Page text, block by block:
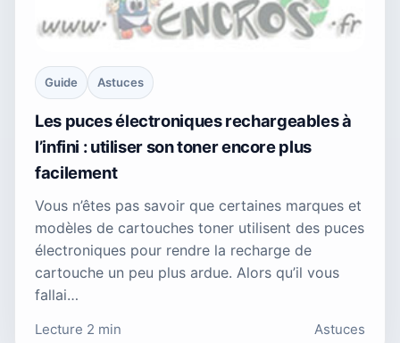
Guide Astuces
Les puces électroniques rechargeables à
l’infini : utiliser son toner encore plus
facilement
Vous n’êtes pas savoir que certaines marques et
modèles de cartouches toner utilisent des puces
électroniques pour rendre la recharge de
cartouche un peu plus ardue. Alors qu’il vous
fallai…
Lecture 2 min Astuces